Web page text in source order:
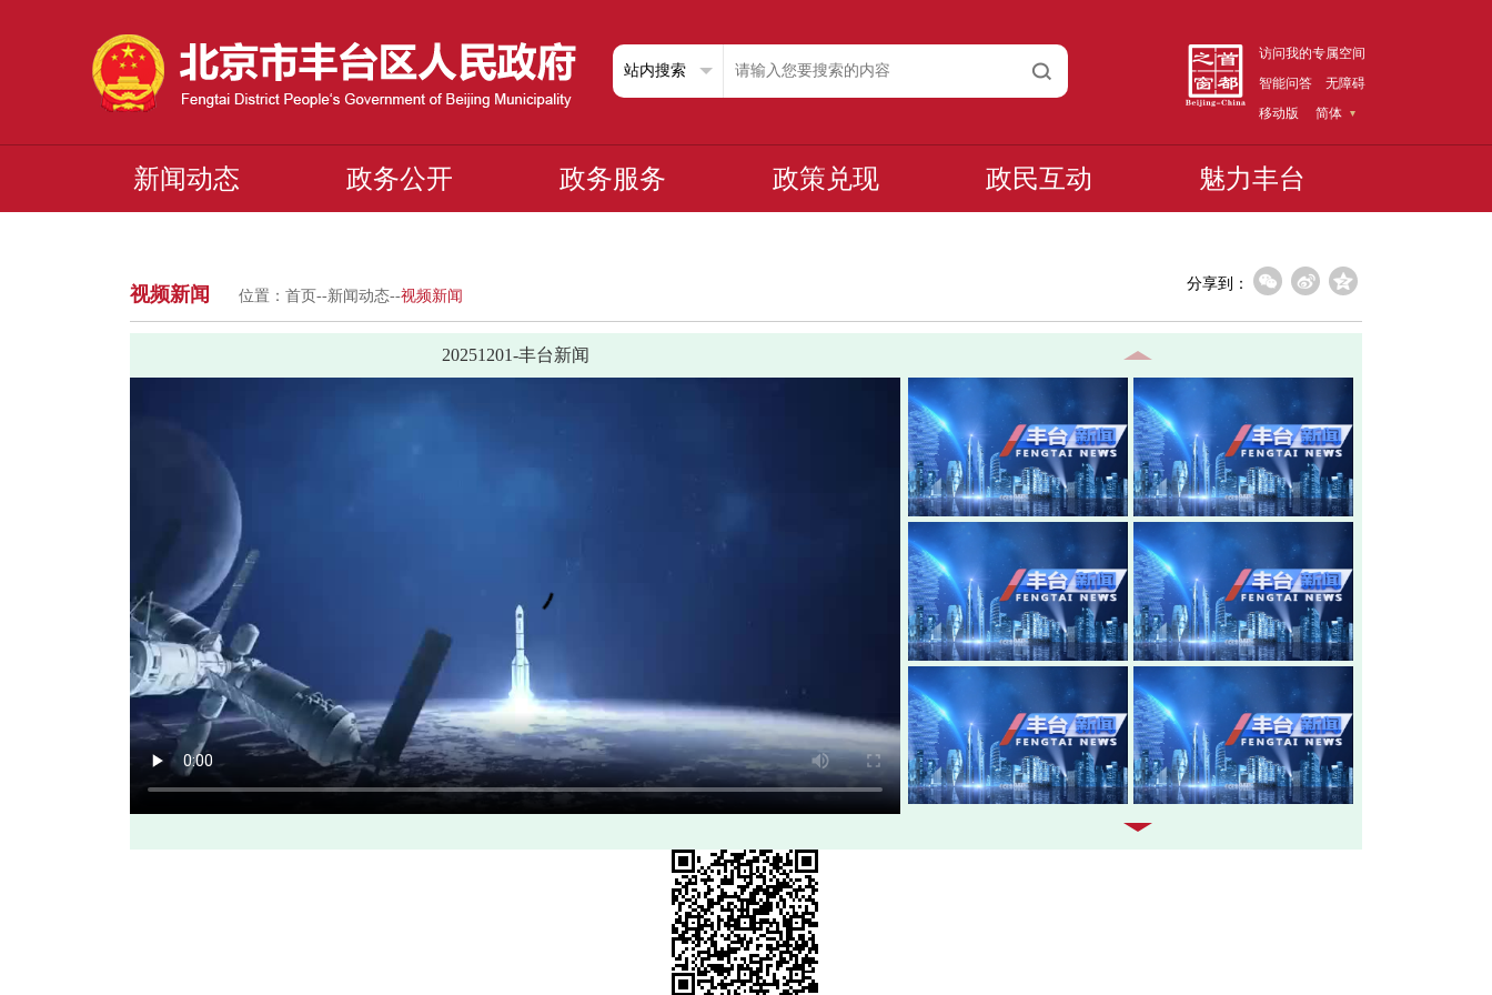
访问我的专属空间
智能问答
无障碍
移动版
简体
新闻动态 政务公开 政务服务 政策兑现 政民互动 魅力丰台
视频新闻 位置： 首页 --新闻动态--视频新闻
分享到：
20251201-丰台新闻
20260805-丰台新闻
20260803-丰台新闻
20260730-丰台新闻